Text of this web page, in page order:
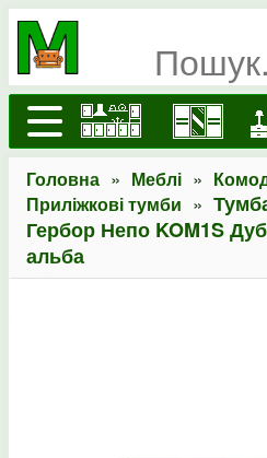
Головна » Меблі »
Приліжкові тумби »
Гербор Непо KOM1S
альба